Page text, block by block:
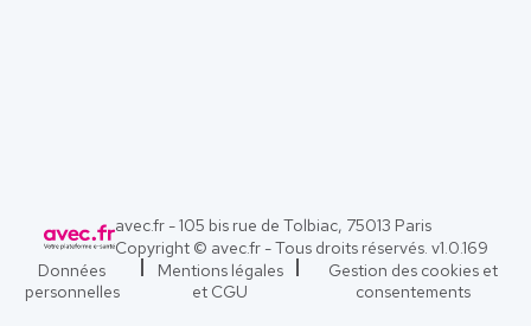
avec.fr - 105 bis rue de Tolbiac, 75013 Paris
Copyright © avec.fr - Tous droits réservés. v1.0.169
Données
personnelles
Mentions légales
et CGU
Gestion des cookies et
consentements